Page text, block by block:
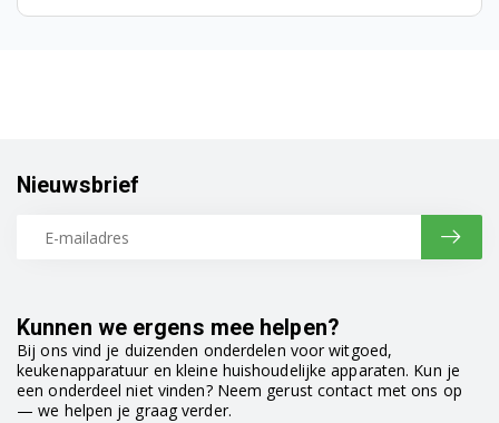
F12U1HBS2
F12U1TCN4
F12U2HBS2
F12U2HDM1NH
F12U2HDN1H
Kunnen we ergens mee helpen?
Bij ons vind je duizenden onderdelen voor witgoed,
keukenapparatuur en kleine huishoudelijke apparaten. Kun je
een onderdeel niet vinden? Neem gerust contact met ons op
— we helpen je graag verder.
Nieuwsbrief